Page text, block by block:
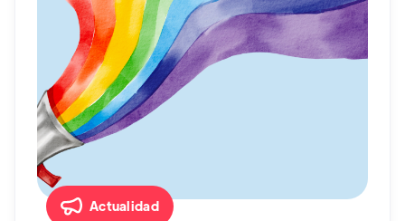
Actualidad